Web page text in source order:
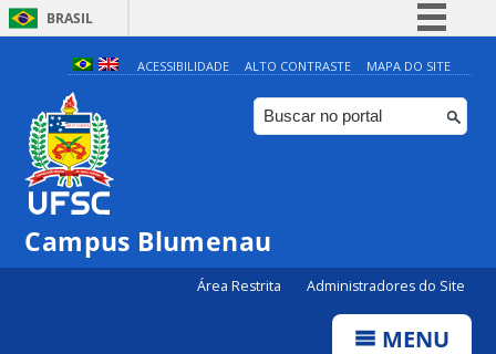
BRASIL
Simplifique!
Comunica BR
Participe
ACESSIBILIDADE ALTO CONTRASTE MAPA DO SITE
Campus Blumenau
Área Restrita Administradores do Site
MENU